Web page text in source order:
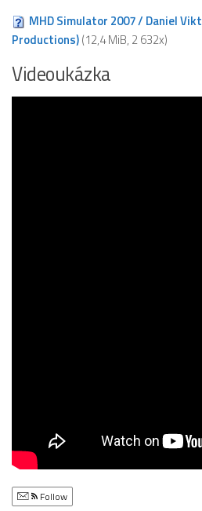
MHD Simulator 2007 / Daniel
Productions)(12,4 MiB, 2 632x)
Videoukázka
Follow